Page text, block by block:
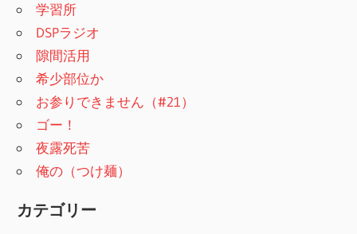
学習所
DSPラジオ
隙間活用
希少部位か
お参りできません（#21）
ゴー！
夜露死苦
俺の（つけ麺）
カテゴリー